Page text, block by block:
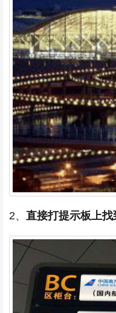
2、 直接打提示板上找